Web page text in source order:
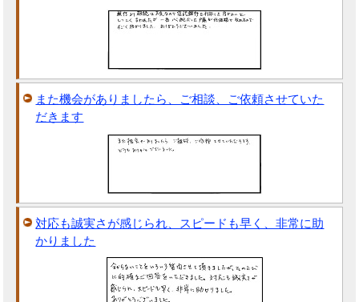
また機会がありましたら、ご相談、ご依頼させていた
だきます
対応も誠実さが感じられ、スピードも早く、非常に助
かりました